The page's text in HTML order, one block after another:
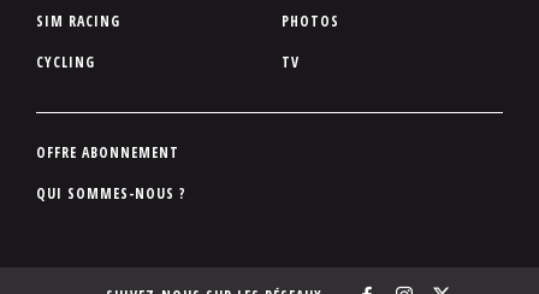
d
d
p
e
SIM RACING
CYCLING
PHOTOS
TV
P
d
OFFRE ABONNEMENT
QUI SOMMES-NOUS ?